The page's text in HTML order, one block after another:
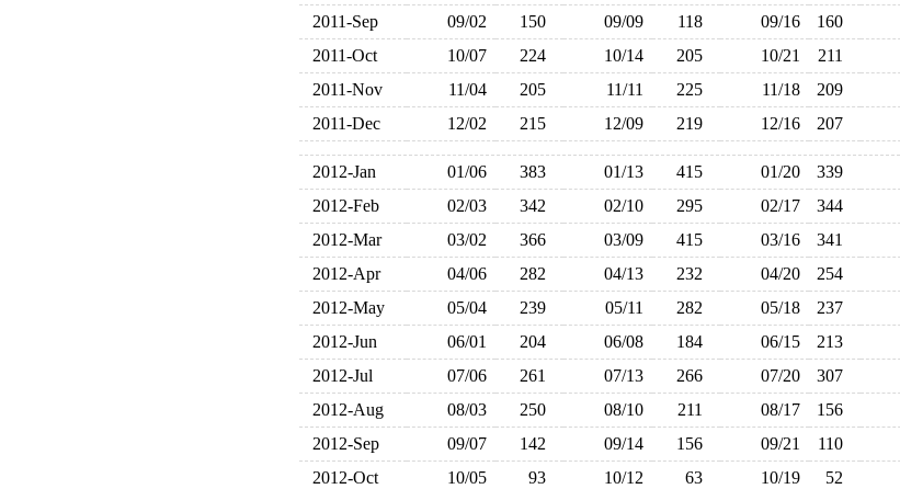
2011-Sep
09/02 150 09/09 118 09/16 160
2011-Oct
10/07 224 10/14 205 10/21 211
2011-Nov
11/04 205 11/11 225 11/18 209
2011-Dec
12/02 215 12/09 219 12/16 207
2012-Jan 01/06 383 01/13 415 01/20 339
2012-Feb
02/03 342 02/10 295 02/17 344
2012-Mar
03/02 366 03/09 415 03/16 341
2012-Apr
04/06 282 04/13 232 04/20 254
2012-May
05/04 239 05/11 282 05/18 237
2012-Jun
06/01 204 06/08 184 06/15 213
2012-Jul
07/06 261 07/13 266 07/20 307
2012-Aug
08/03 250 08/10 211 08/17 156
2012-Sep
09/07 142 09/14 156 09/21 110
2012-Oct
10/05 93 10/12 63 10/19 52